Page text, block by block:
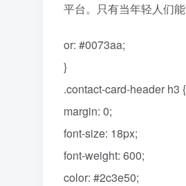
平台。只有当年轻人们
or: #0073aa;
}
.contact-card-header h3 {
margin: 0;
font-size: 18px;
font-weight: 600;
color: #2c3e50;